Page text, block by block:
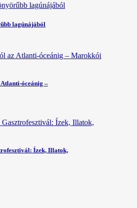
lagúnájából
óceánig –
Ízek, Illatok,